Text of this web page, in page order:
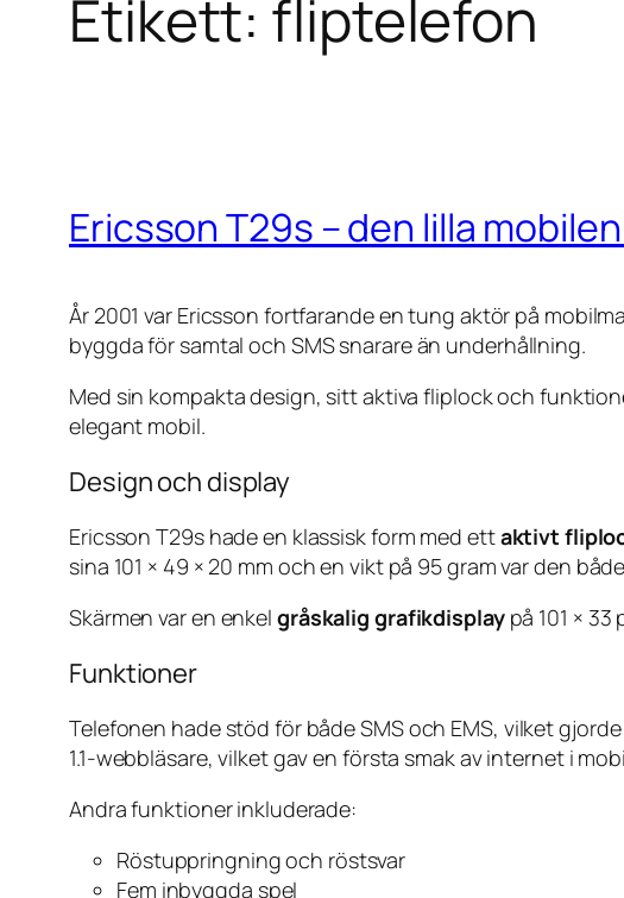
Etikett: fliptelefon
Ericsson T29s – den lilla
År 2001 var Ericsson fortfarande en tung aktör på
byggda för samtal och SMS snarare än underhållning.
Med sin kompakta design, sitt aktiva fliplock och
elegant mobil.
Design och display
Ericsson T29s hade en klassisk form med ettaktivt
sina 101 × 49 × 20 mm och en vikt på 95 gram var den
Skärmen var en enkel gråskalig grafikdisplaypå 101 ×
Funktioner
Telefonen hade stöd för både SMS och EMS, vilket
1.1-webbläsare, vilket gav en första smak av internet i
Andra funktioner inkluderade:
Röstuppringning och röstsvar
Fem inbyggda spel